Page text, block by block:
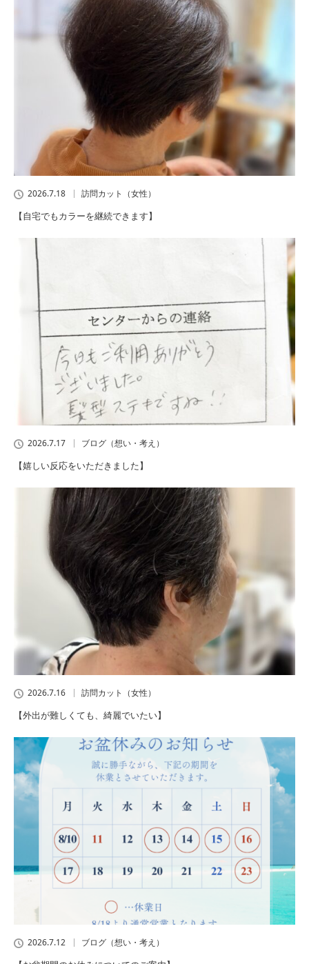
2026.7.18 訪問カット（女性）
【自宅でもカラーを継続できます】
2026.7.17 ブログ（想い・考え）
【嬉しい反応をいただきました】
2026.7.16 訪問カット（女性）
【外出が難しくても、綺麗でいたい】
2026.7.12 ブログ（想い・考え）